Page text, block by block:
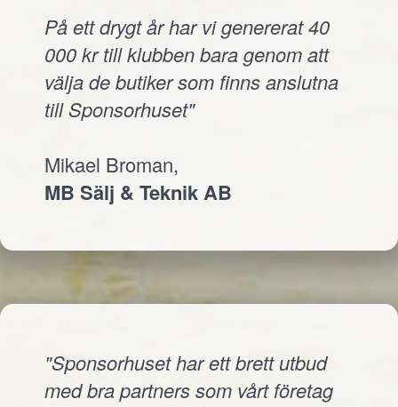
På ett drygt år har vi genererat 40
000 kr till klubben bara genom att
välja de butiker som finns anslutna
till Sponsorhuset"
Mikael Broman,
MB Sälj & Teknik AB
"Sponsorhuset har ett brett utbud
med bra partners som vårt företag